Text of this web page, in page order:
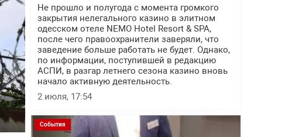
Не прошло и полугода с момента громкого
закрытия нелегального казино в элитном
одесском отеле NEMO Hotel Resort & SPA,
после чего правоохранители заверяли, что
заведение больше работать не будет. Однако,
по информации, поступившей в редакцию
АСПИ, в разгар летнего сезона казино вновь
начало активную деятельность.
2 июля, 17:54
События